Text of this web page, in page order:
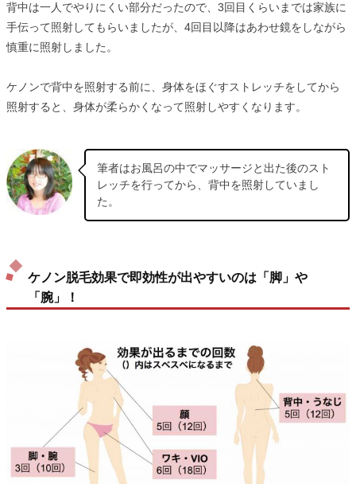
背中は一人でやりにくい部分だったので、3回目くらいまでは家族に
手伝って照射してもらいましたが、4回目以降はあわせ鏡をしながら
慎重に照射しました。
ケノンで背中を照射する前に、身体をほぐすストレッチをしてから
照射すると、身体が柔らかくなって照射しやすくなります。
筆者はお風呂の中でマッサージと出た後のスト
レッチを行ってから、背中を照射していまし
た。
ケノン脱毛効果で即効性が出やすいのは「脚」や
「腕」！